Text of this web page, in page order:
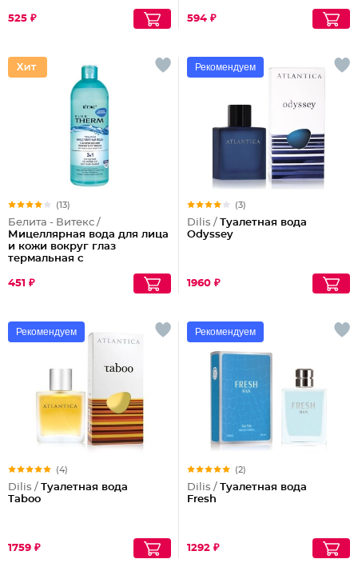
525 ₽ 594 ₽
(13)
Белита - Витекс /
Мицеллярная вода для лица
и кожи вокруг глаз
термальная с
ретинола Blue Therm
451 ₽
Рекомендуем
(3)
Dilis / Туалетная вода
Odyssey
1960 ₽
Рекомендуем
(4)
Dilis / Туалетная вода
Taboo
1759 ₽
Рекомендуем
(2)
Dilis / Туалетная вода
Fresh
1292 ₽